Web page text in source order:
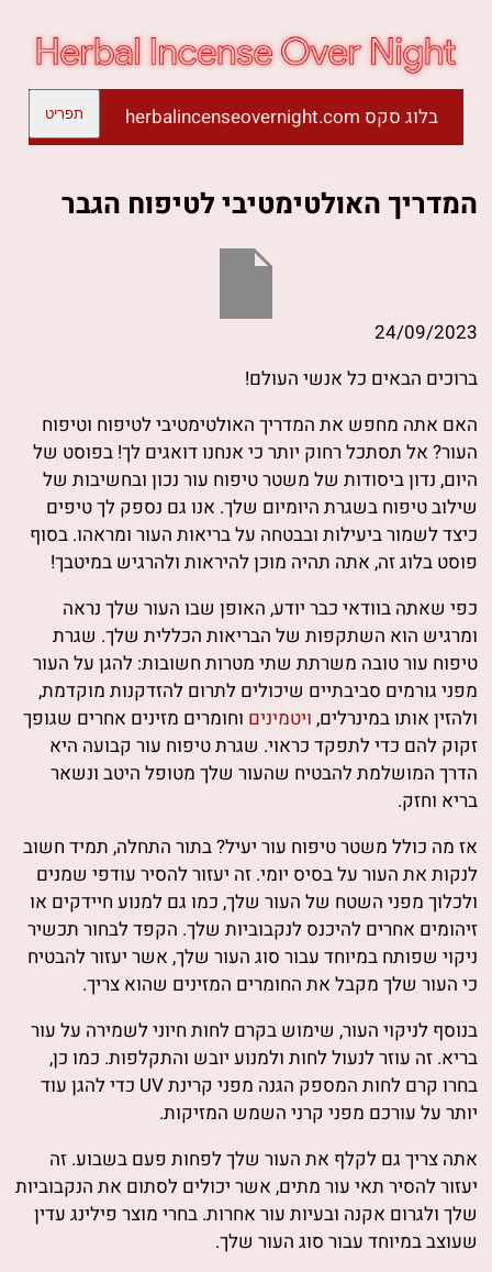
בלוג סקס herbalincenseovernight.com תפריט
המדריך האולטימטיבי לטיפוח הגבר
24/09/2023
ברוכים הבאים כל אנשי העולם!
האם אתה מחפש את המדריך האולטימטיבי לטיפוח וטיפוח
העור? אל תסתכל רחוק יותר כי אנחנו דואגים לך! בפוסט של
היום, נדון ביסודות של משטר טיפוח עור נכון ובחשיבות של
שילוב טיפוח בשגרת היומיום שלך. אנו גם נספק לך טיפים
כיצד לשמור ביעילות ובבטחה על בריאות העור ומראהו. בסוף
פוסט בלוג זה, אתה תהיה מוכן להיראות ולהרגיש במיטבך!
כפי שאתה בוודאי כבר יודע, האופן שבו העור שלך נראה
ומרגיש הוא השתקפות של הבריאות הכללית שלך. שגרת
טיפוח עור טובה משרתת שתי מטרות חשובות: להגן על העור
מפני גורמים סביבתיים שיכולים לתרום להזדקנות מוקדמת,
ולהזין אותו במינרלים, ויטמינים וחומרים מזינים אחרים שגופך
זקוק להם כדי לתפקד כראוי. שגרת טיפוח עור קבועה היא
הדרך המושלמת להבטיח שהעור שלך מטופל היטב ונשאר
בריא וחזק.
אז מה כולל משטר טיפוח עור יעיל? בתור התחלה, תמיד חשוב
לנקות את העור על בסיס יומי. זה יעזור להסיר עודפי שמנים
ולכלוך מפני השטח של העור שלך, כמו גם למנוע חיידקים או
זיהומים אחרים להיכנס לנקבוביות שלך. הקפד לבחור תכשיר
ניקוי שפותח במיוחד עבור סוג העור שלך, אשר יעזור להבטיח
כי העור שלך מקבל את החומרים המזינים שהוא צריך.
בנוסף לניקוי העור, שימוש בקרם לחות חיוני לשמירה על עור
בריא. זה עוזר לנעול לחות ולמנוע יובש והתקלפות. כמו כן,
בחרו קרם לחות המספק הגנה מפני קרינת UV כדי להגן עוד
יותר על עורכם מפני קרני השמש המזיקות.
אתה צריך גם לקלף את העור שלך לפחות פעם בשבוע. זה
יעזור להסיר תאי עור מתים, אשר יכולים לסתום את הנקבוביות
שלך ולגרום אקנה ובעיות עור אחרות. בחרי מוצר פילינג עדין
שעוצב במיוחד עבור סוג העור שלך.